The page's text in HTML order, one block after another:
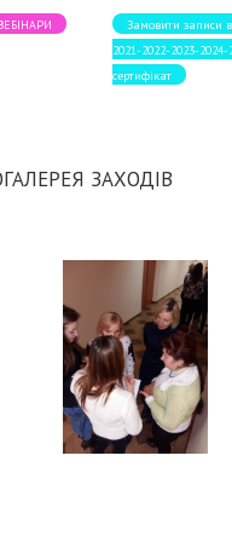
Замовити записи
2021-2022-2023-2024-
сертифікат
ЗАХОДІВ